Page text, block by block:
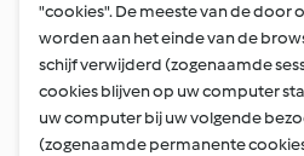
"cookies". De meeste van de door
worden aan het einde van de
schijf verwijderd (zogenaamde
cookies blijven op uw computer
uw computer bij uw volgende
(zogenaamde permanente